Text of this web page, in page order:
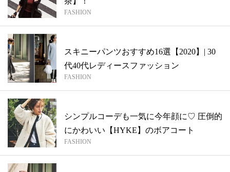
FASHION
スキニーパンツおすすめ16選【2020】| 30
代40代レディースファッション
FASHION
シンプルコーデも一気に今年顔に♡ 圧倒的
にかわいい【HYKE】のボアコート
FASHION